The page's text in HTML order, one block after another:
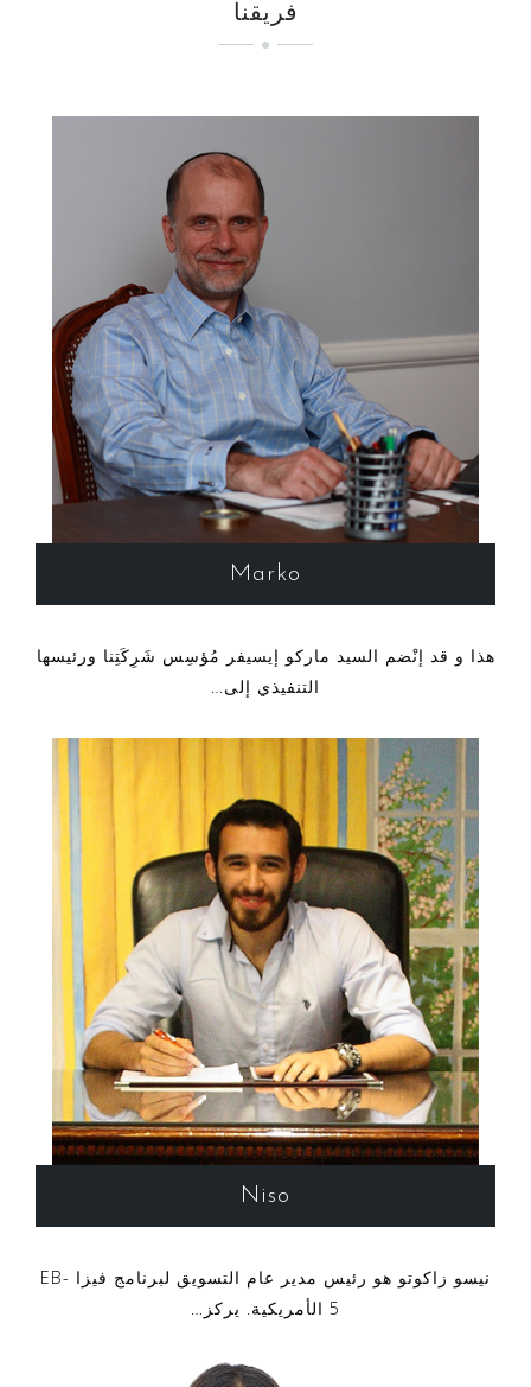
فريقنا
Marko
هذا و قد إنْضم السيد ماركو إيسيفر مُؤسِس شَرِكَتِنا ورئيسها
التنفيذي إلى…
Niso
نيسو زاكوتو هو رئيس مدير عام التسويق لبرنامج فيزا EB-
5 الأمريكية. يركز…